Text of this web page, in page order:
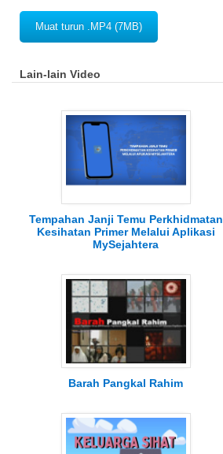
Muat turun .MP4 (7MB)
Lain-lain Video
Tempahan Janji Temu Perkhidmatan
Kesihatan Primer Melalui Aplikasi
MySejahtera
Barah Pangkal Rahim